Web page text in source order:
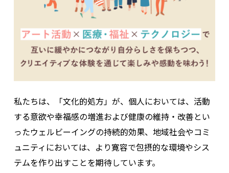
私たちは、「文化的処方」が、個人においては、活動
する意欲や幸福感の増進および健康の維持・改善とい
ったウェルビーイングの持続的効果、地域社会やコミ
ュニティにおいては、より寛容で包摂的な環境やシス
テムを作り出すことを期待しています。